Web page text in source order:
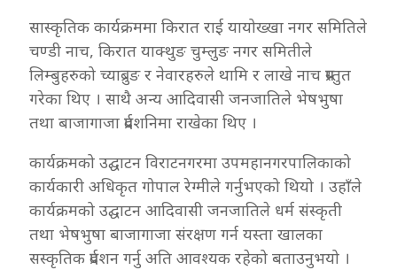
सास्कृतिक कार्यक्रममा किरात राई यायोख्खा नगर समितिले
चण्डी नाच, किरात याक्थुङ चुम्लुङ नगर समितीले
लिम्बुहरुको च्याब्रुङ र नेवारहरुले थामि र लाखे नाच प्रस्तुत
गरेका थिए । साथै अन्य आदिवासी जनजातिले भेषभुषा
तथा बाजागाजा प्रर्दशनिमा राखेका थिए ।
कार्यक्रमको उद्घाटन विराटनगरमा उपमहानगरपालिकाको
कार्यकारी अधिकृत गोपाल रेग्मीले गर्नुभएको थियो । उहाँले
कार्यक्रमको उद्घाटन आदिवासी जनजातिले धर्म संस्कृती
तथा भेषभुषा बाजागाजा संरक्षण गर्न यस्ता खालका
सस्कृतिक प्रर्दशन गर्नु अति आवश्यक रहेको बताउनुभयो ।